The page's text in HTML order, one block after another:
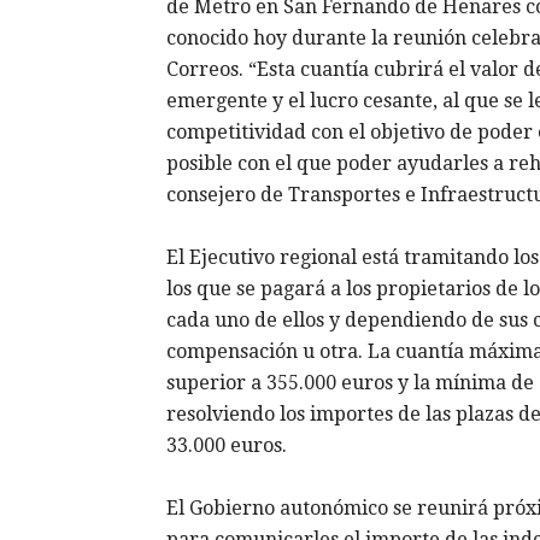
de Metro en San Fernando de Henares
conocido hoy durante la reunión
Correos. “Esta cuantía cubrirá el valor
emergente y el lucro cesante, al que se
competitividad con el objetivo de
posible con el que poder ayudarles a
consejero de Transportes e
El Ejecutivo regional está tramitando
los que se pagará a los propietarios de
cada uno de ellos y dependiendo de
compensación u otra. La cuantía
superior a 355.000 euros y la mínima
resolviendo los importes de las plazas
33.000 euros.
El Gobierno autonómico se reunirá